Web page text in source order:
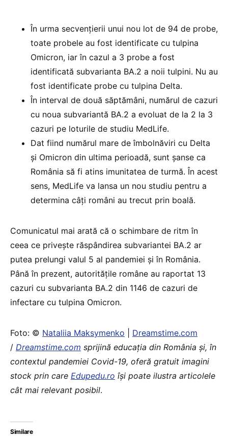
În urma secvențierii unui nou lot de 94 de probe,
toate probele au fost identificate cu tulpina
Omicron, iar în cazul a 3 probe a fost
identificată subvarianta BA.2 a noii tulpini. Nu au
fost identificate probe cu tulpina Delta.
În interval de două săptămâni, numărul de cazuri
cu noua subvariantă BA.2 a evoluat de la 2 la 3
cazuri pe loturile de studiu MedLife.
Dat fiind numărul mare de îmbolnăviri cu Delta
și Omicron din ultima perioadă, sunt șanse ca
România să fi atins imunitatea de turmă. În acest
sens, MedLife va lansa un nou studiu pentru a
determina câți români au trecut prin boală.
Comunicatul mai arată că o schimbare de ritm în
ceea ce privește răspândirea subvariantei BA.2 ar
putea prelungi valul 5 al pandemiei și în România.
Până în prezent, autoritățile române au raportat 13
cazuri cu subvarianta BA.2 din 1146 de cazuri de
infectare cu tulpina Omicron.
Foto: © Nataliia Maksymenko
Dreamstime.com
/ Dreamstime.com sprijină educaţia din România şi, în
contextul pandemiei Covid-19, oferă gratuit imagini
stock prin care Edupedu.ro îşi poate ilustra articolele
cât mai relevant posibil.
Similare